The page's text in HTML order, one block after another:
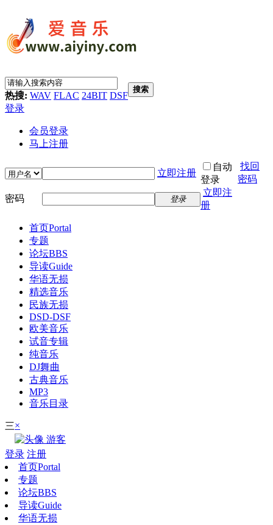
热搜: WAV FLAC 24BIT DSF
搜索
登录
会员登录
马上注册
立即注册
自动
登录
找回
密码
密码
登录
立即注
册
首页Portal
专题
论坛BBS
导读Guide
华语无损
精选音乐
民族无损
DSD-DSF
欧美音乐
试音专辑
纯音乐
DJ舞曲
古典音乐
MP3
音乐目录
三×
游客
登录 注册
首页Portal
专题
论坛BBS
导读Guide
华语无损